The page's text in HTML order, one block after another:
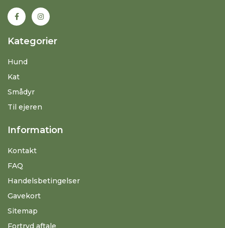
Kategorier
Hund
Kat
Smådyr
Til ejeren
Information
Kontakt
FAQ
Handelsbetingelser
Gavekort
Sitemap
Fortryd aftale